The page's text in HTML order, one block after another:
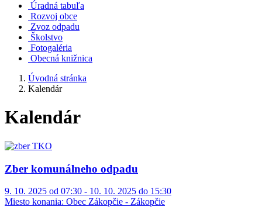
Úradná tabuľa
Rozvoj obce
Zvoz odpadu
Školstvo
Fotogaléria
Obecná knižnica
Úvodná stránka
Kalendár
Kalendár
Zber komunálneho odpadu
9. 10. 2025 od 07:30 - 10. 10. 2025 do 15:30
Miesto konania: Obec Zákopčie - Zákopčie